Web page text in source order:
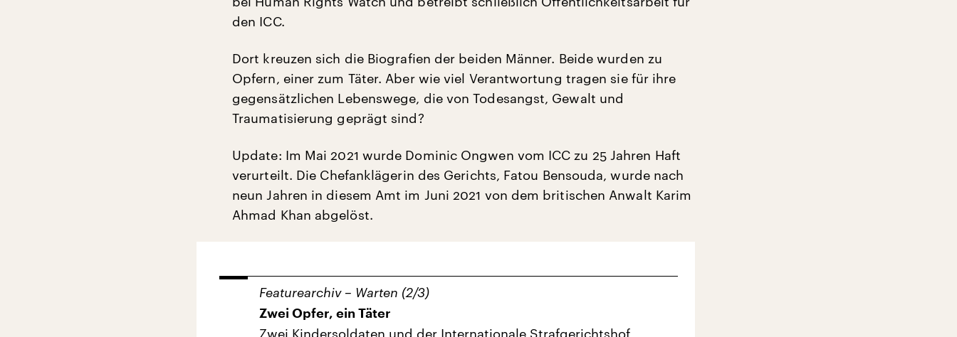
den ICC.
Dort kreuzen sich die Biografien der beiden Männer. Beide wurden zu
Opfern, einer zum Täter. Aber wie viel Verantwortung tragen sie für ihre
gegensätzlichen Lebenswege, die von Todesangst, Gewalt und
Traumatisierung geprägt sind?
Update: Im Mai 2021 wurde Dominic Ongwen vom ICC zu 25 Jahren Haft
verurteilt. Die Chefanklägerin des Gerichts, Fatou Bensouda, wurde nach
neun Jahren in diesem Amt im Juni 2021 von dem britischen Anwalt Karim
Ahmad Khan abgelöst.
Featurearchiv – Warten (2/3)
Zwei Opfer, ein Täter
Zwei Kindersoldaten und der Internationale Strafgerichtshof